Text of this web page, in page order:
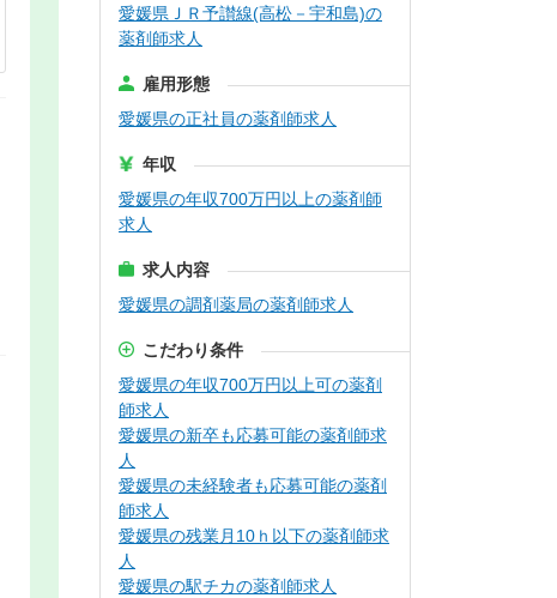
愛媛県ＪＲ予讃線(高松－宇和島)の
薬剤師求人
雇用形態
愛媛県の正社員の薬剤師求人
年収
愛媛県の年収700万円以上の薬剤師
求人
求人内容
愛媛県の調剤薬局の薬剤師求人
こだわり条件
愛媛県の年収700万円以上可の薬剤
師求人
愛媛県の新卒も応募可能の薬剤師求
人
愛媛県の未経験者も応募可能の薬剤
師求人
愛媛県の残業月10ｈ以下の薬剤師求
人
愛媛県の駅チカの薬剤師求人